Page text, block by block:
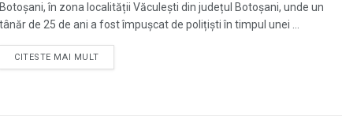
Botoșani, în zona localității Văculești din județul Botoșani, unde un
tânăr de 25 de ani a fost împușcat de polițiști în timpul unei ...
CITESTE MAI MULT